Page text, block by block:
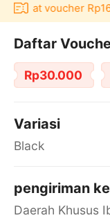
voucher
Daftar
Rp30.000
Variasi
Black
pengiriman ke